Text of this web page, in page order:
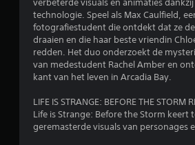
verbeterde visuals en animaties
technologie. Speel als Max Caulfield,
fotografiestudent die ontdekt dat ze
draaien en die haar beste vriendin
redden. Het duo onderzoekt de
van medestudent Rachel Amber en
kant van het leven in Arcadia Bay.
LIFE IS STRANGE: BEFORE THE STORM
Life is Strange: Before the Storm keert
geremasterde visuals van personages